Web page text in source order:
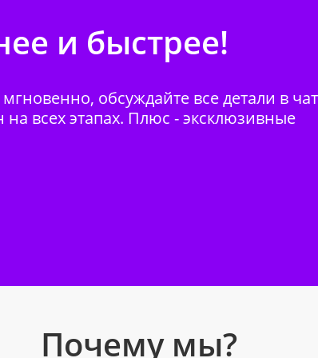
и быстрее!
обсуждайте все детали в
всех этапах. Плюс - эксклюзивные
Почему мы?